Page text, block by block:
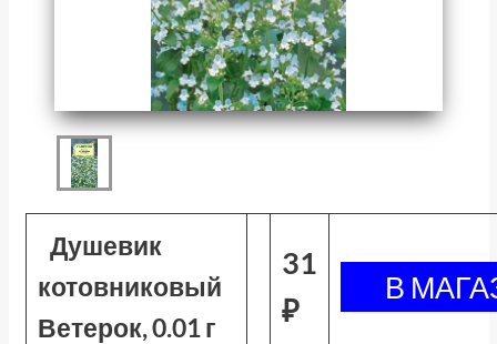
Душевик
котовниковый
Ветерок, 0.01 г
31
₽